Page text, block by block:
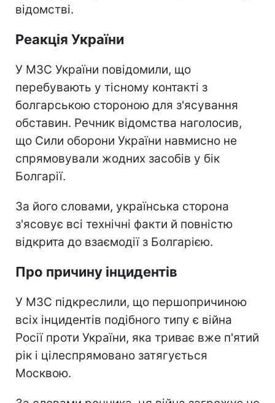
відомстві.
Реакція України
У МЗС України повідомили, що
перебувають у тісному контакті з
болгарською стороною для з'ясування
обставин. Речник відомства наголосив,
що Сили оборони України навмисно не
спрямовували жодних засобів у бік
Болгарії.
За його словами, українська сторона
з'ясовує всі технічні факти й повністю
відкрита до взаємодії з Болгарією.
Про причину інцидентів
У МЗС підкреслили, що першопричиною
всіх інцидентів подібного типу є війна
Росії проти України, яка триває вже п'ятий
рік і цілеспрямовано затягується
Москвою.